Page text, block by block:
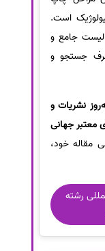
است.
لیست جامع و
جستجو و
نشریات و
معتبر جهانی
مقاله خود،
رشته